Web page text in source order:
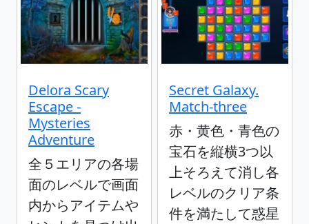
Delora Scary
Escape -
Mysteries
Adventure
全５エリアの各場
面のレベルで画面
内からアイテムや
Secret Galaxy.
Match-three
赤・黄色・青色の
宝石を縦横3つ以
上そろえて消し各
レベルのクリア条
件を満たして惑星